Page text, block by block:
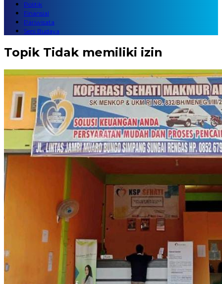
Politik
Finansial
Pariwisata
Seni Budaya
Topik Tidak memiliki izin